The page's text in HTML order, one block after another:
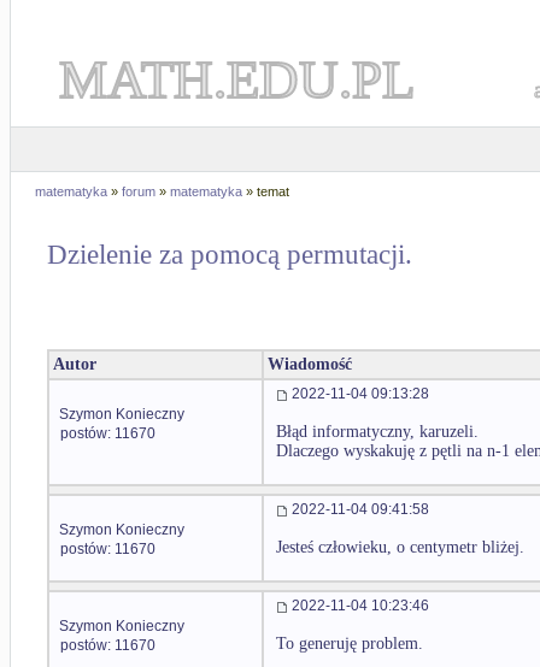
MATH.EDU.PL
matematyka » forum » matematyka » temat
Dzielenie za pomocą permutacji.
Autor Wiadomość
Szymon Konieczny
postów: 11670
2022-11-04 09:13:28
Błąd informatyczny, karuzeli.
Dlaczego wyskakuję z pętli na n-1
Szymon Konieczny
postów: 11670
2022-11-04 09:41:58
Jesteś człowieku, o centymetr bliżej.
Szymon Konieczny
postów: 11670
2022-11-04 10:23:46
To generuję problem.